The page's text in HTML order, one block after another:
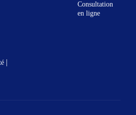
Consultation
en ligne
|